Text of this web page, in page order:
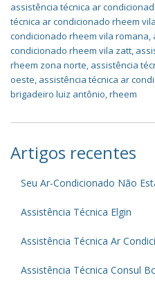
assistência técnica ar
técnica ar condicionado rheem
condicionado rheem vila romana,
condicionado rheem vila zatt,
rheem zona norte, assistência
oeste, assistência técnica ar
brigadeiro luiz antônio,rheem
Artigos recentes
Seu Ar-Condicionado Não
Assistência Técnica Elgin
Assistência Técnica Ar
Assistência Técnica Consul